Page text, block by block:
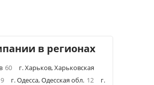
в регионах
60
г. Харьков, Харьковская
г. Одесса, Одесская обл. 12
г.